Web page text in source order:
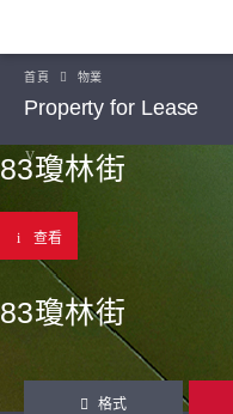
首頁 物業
Property for Lease
83瓊林街
查看
83瓊林街
格式